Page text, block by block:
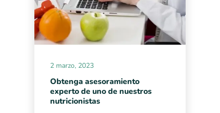
2 marzo, 2023
Obtenga asesoramiento
experto de uno de nuestros
nutricionistas